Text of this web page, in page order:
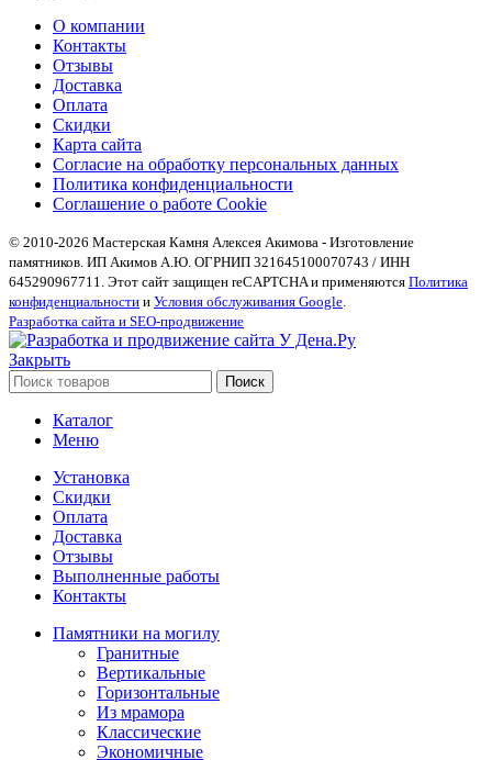
О компании
Контакты
Отзывы
Доставка
Оплата
Скидки
Карта сайта
Согласие на обработку персональных данных
Политика конфиденциальности
Соглашение о работе Cookie
© 2010-2026 Мастерская Камня Алексея Акимова - Изготовление
памятников. ИП Акимов А.Ю. ОГРНИП 321645100070743 / ИНН
645290967711. Этот сайт защищен reCAPTCHA и применяются Политика
конфиденциальности и Условия обслуживания Google.
Разработка сайта и SEO-продвижение
Закрыть
Поиск
Каталог
Меню
Установка
Скидки
Оплата
Доставка
Отзывы
Выполненные работы
Контакты
Памятники на могилу
Гранитные
Вертикальные
Горизонтальные
Из мрамора
Классические
Экономичные